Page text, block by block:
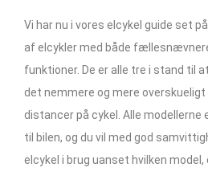
Vi har nu i vores elcykel guide set
af elcykler med både
funktioner. De er alle tre i stand til
det nemmere og mere
distancer på cykel. Alle
til bilen, og du vil med god
elcykel i brug uanset hvilken model,